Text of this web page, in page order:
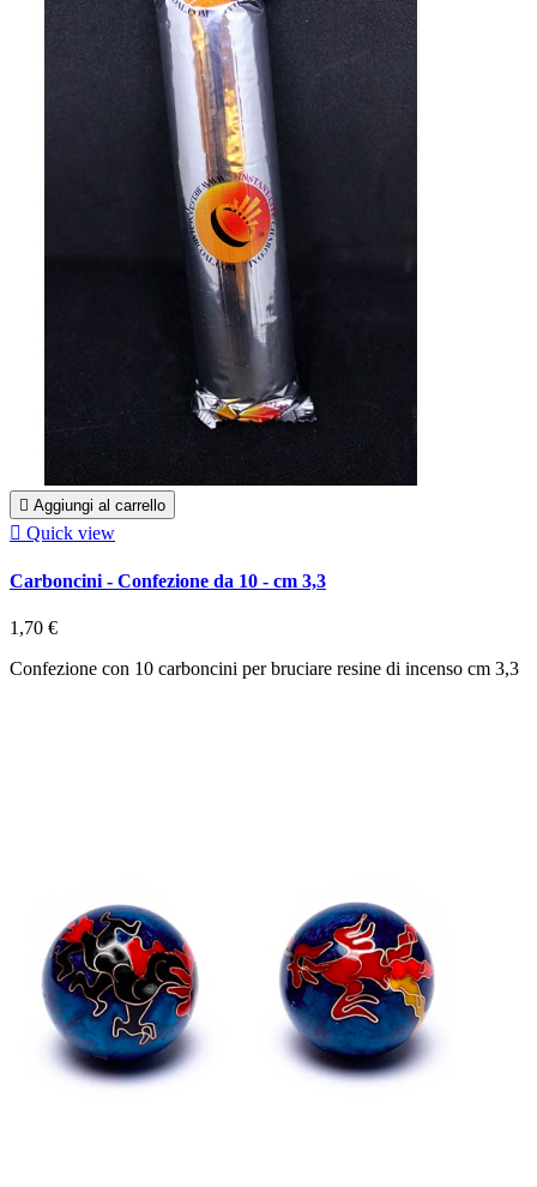
 Aggiungi al carrello
 Quick view
Carboncini - Confezione da 10 - cm 3,3
1,70 €
Confezione con 10 carboncini per bruciare resine di incenso cm 3,3